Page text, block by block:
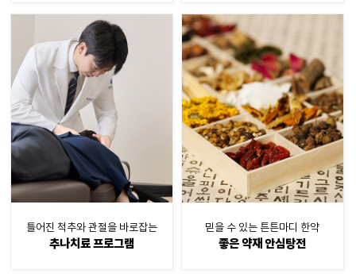
틀어진 척추와 관절을 바로잡는
추나치료 프로그램
믿을 수 있는 튼튼마디 한약
좋은 약재 안심탕전